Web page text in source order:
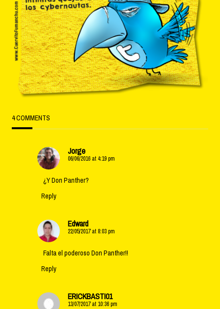
4 COMMENTS
Jorge
06/06/2016 at 4:19 pm
¿Y Don Panther?
Reply
Edward
22/05/2017 at 8:03 pm
Falta el poderoso Don Panther!!
Reply
ERICKBASTI01
13/07/2017 at 10:36 pm